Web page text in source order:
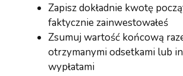
Zapisz dokładnie kwotę
faktycznie zainwestowałeś
Zsumuj wartość końcową
otrzymanymi odsetkami lub
wypłatami